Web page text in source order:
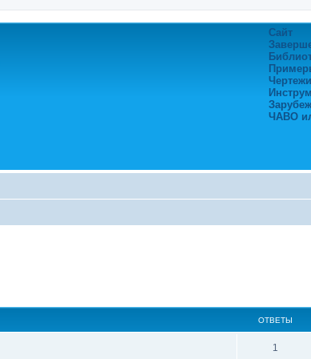
Сайт
ЧАВО
ОТВЕТЫ
1